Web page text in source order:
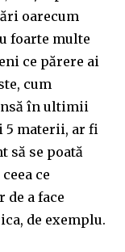
oarecum
foarte multe
ce părere ai
cum
în ultimii
5 materii, ar fi
să se poată
ceea ce
de a face
de exemplu.